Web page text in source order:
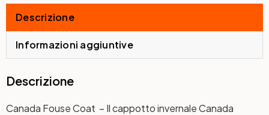
Descrizione
Informazioni aggiuntive
Descrizione
Canada Fouse Coat – Il cappotto invernale Canada